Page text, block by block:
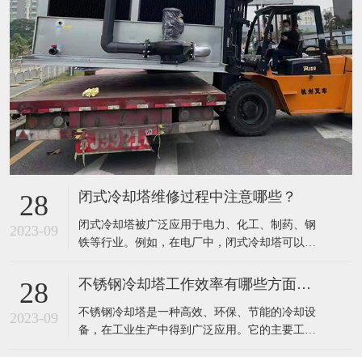
28
2023-09
闭式冷却塔维修过程中注意哪些？
​闭式冷却塔被广泛应用于电力、化工、制药、钢
铁等行业。例如，在电厂中，闭式冷却塔可以有
在钢铁行业中，该设备可以有效地降低高炉排放
废气温度，减少环境污染。​在闭式冷却塔的维修
过程中，需要注意以下几点：定期检查：应定期
对闭式冷却塔进行详细检查，包括塔体、集水
28
2023-09
不锈钢冷却塔工作效率有哪些方面提高？
​不锈钢冷却塔是一种高效、环保、节能的冷却设
备，在工业生产中得到广泛应用。它的主要工作